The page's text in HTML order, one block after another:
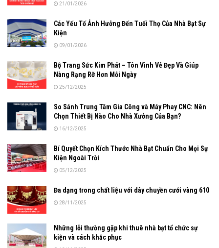
21/01/2026
Các Yếu Tố Ảnh Hưởng Đến Tuổi Thọ Của Nhà Bạt Sự
Kiện
09/01/2026
Bộ Trang Sức Kim Phát – Tôn Vinh Vẻ Đẹp Và Giúp
Nàng Rạng Rỡ Hơn Mỗi Ngày
25/12/2025
So Sánh Trung Tâm Gia Công và Máy Phay CNC: Nên
Chọn Thiết Bị Nào Cho Nhà Xưởng Của Bạn?
16/12/2025
Bí Quyết Chọn Kích Thước Nhà Bạt Chuẩn Cho Mọi Sự
Kiện Ngoài Trời
05/12/2025
Đa dạng trong chất liệu với dây chuyền cưới vàng 610
28/11/2025
Những lỗi thường gặp khi thuê nhà bạt tổ chức sự
kiện và cách khắc phục